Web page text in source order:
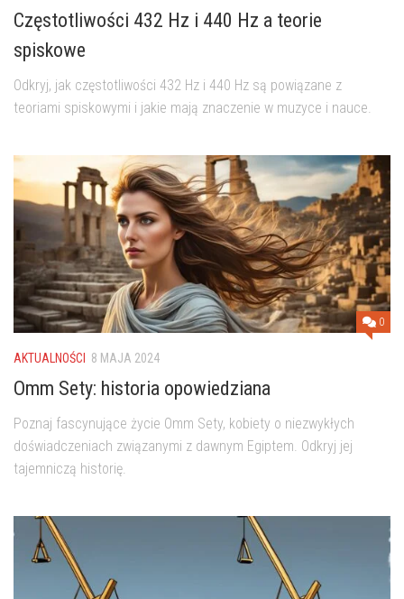
Częstotliwości 432 Hz i 440 Hz a teorie
spiskowe
Odkryj, jak częstotliwości 432 Hz i 440 Hz są powiązane z
teoriami spiskowymi i jakie mają znaczenie w muzyce i nauce.
0
AKTUALNOŚCI 8 MAJA 2024
Omm Sety: historia opowiedziana
Poznaj fascynujące życie Omm Sety, kobiety o niezwykłych
doświadczeniach związanymi z dawnym Egiptem. Odkryj jej
tajemniczą historię.